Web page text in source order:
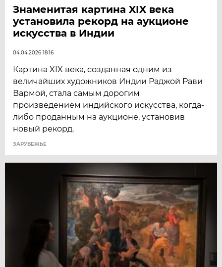
Знаменитая картина XIX века
установила рекорд на аукционе
искусства в Индии
04.04.2026 18:16
Картина XIX века, созданная одним из
величайших художников Индии Раджой Рави
Вармой, стала самым дорогим
произведением индийского искусства, когда-
либо проданным на аукционе, установив
новый рекорд.
ЗАРУБЕЖЬЕ